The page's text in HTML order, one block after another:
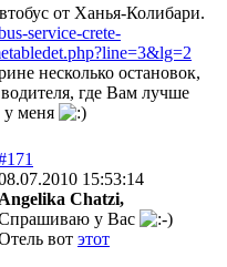
от Ханья-Колибари.
service-crete-
несколько остановок,
где Вам лучше
меня
15:53:14
Angelika Chatzi,
у Вас
вот этот